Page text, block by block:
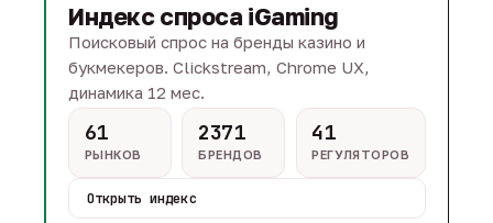
Индекс спроса iGaming
Поисковый спрос на бренды казино и
букмекеров. Clickstream, Chrome UX,
динамика 12 мес.
61
РЫНКОВ
2371
БРЕНДОВ
41
РЕГУЛЯТОРОВ
Открыть индекс